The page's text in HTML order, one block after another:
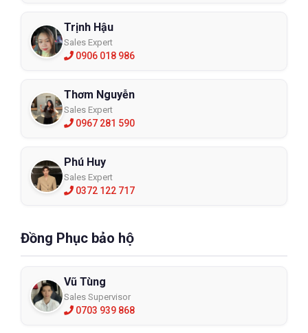
Trịnh Hậu
Sales Expert
0906 018 986
Thơm Nguyễn
Sales Expert
0967 281 590
Phú Huy
Sales Expert
0372 122 717
Đồng Phục bảo hộ
Vũ Tùng
Sales Supervisor
0703 939 868